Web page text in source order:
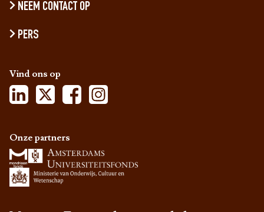
NEEM CONTACT OP
PERS
Vind ons op
Onze partners